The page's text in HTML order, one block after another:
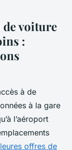
voiture
:
à de
à la gare
l’aéroport
offres de